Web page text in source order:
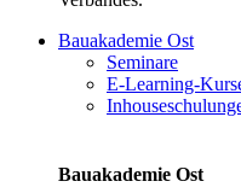
Bauakademie Ost
Seminare
E-Learning-
Bauakademie Ost